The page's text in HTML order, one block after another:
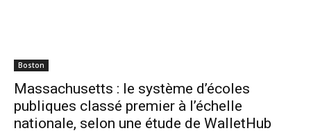
Boston
Massachusetts : le système d’écoles
publiques classé premier à l’échelle
nationale, selon une étude de WalletHub